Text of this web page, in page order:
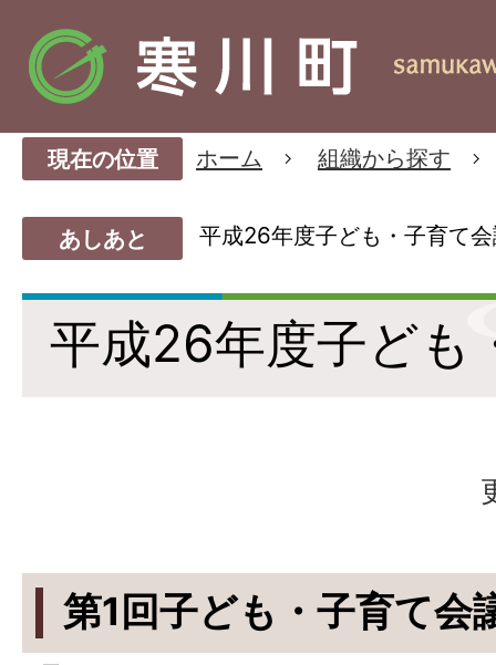
現在の位置 ホーム 組織から探す
あしあと 平成26年度子ども・子育て
平成26年度子ども
第1回子ども・子育て会